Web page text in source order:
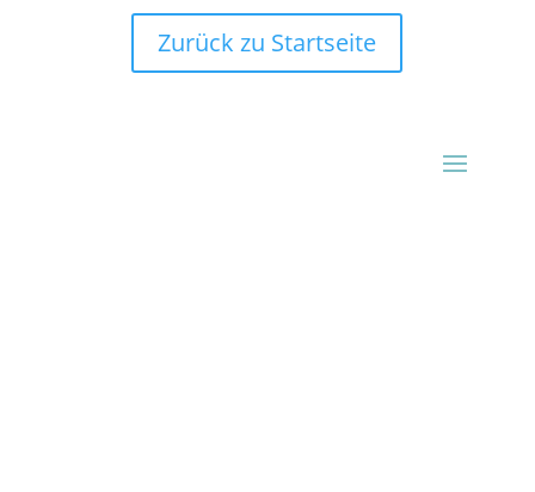
Zurück zu Startseite